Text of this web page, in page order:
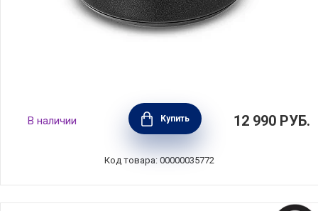
Кастрюля COMFORT GLASS BLACK 1,5 л,
диаметр 16 см, нержавеющая сталь,
Silampos, Португалия, 63212JWR1016100
В наличии Купить 12 990 РУБ.
Код товара: 00000035772